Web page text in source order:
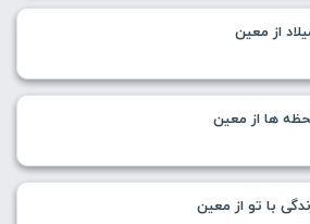
از معین
ها از معین
با تو از معین